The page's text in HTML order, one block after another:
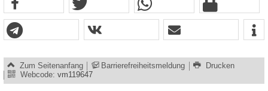
Zum Seitenanfang Barrierefreiheitsmeldung
Drucken
Webcode: vm119647